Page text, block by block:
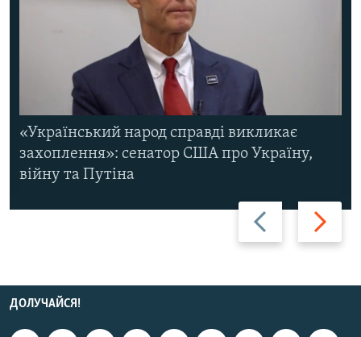
Назад Вперед
«Український народ справді викликає
захоплення»: сенатор США про Україну,
війну та Путіна
ДОЛУЧАЙСЯ!